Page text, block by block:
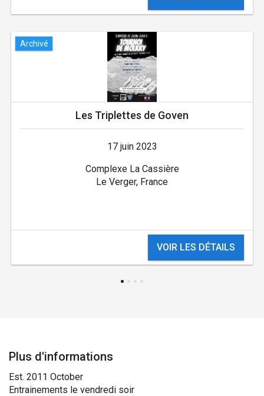
Archivé
Les Triplettes de Goven
17 juin 2023
Complexe La Cassière
Le Verger, France
VOIR LES DÉTAILS
Plus d'informations
Est. 2011 October
Entrainements le vendredi soir